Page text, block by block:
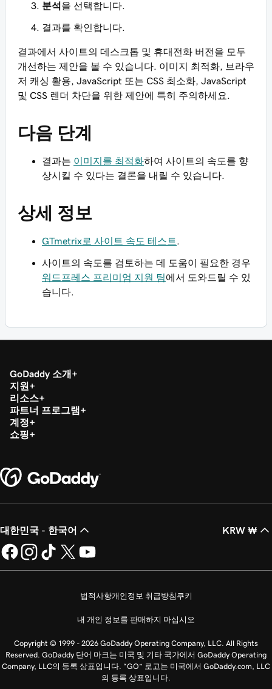
분석 을 선택합니다.
결과를 확인합니다.
결과에서 사이트의 데스크톱 및 휴대전화 버전을 모두
개선하는 제안을 볼 수 있습니다. 이미지 최적화, 브라우
저 캐싱 활용, JavaScript 또는 CSS 최소화, JavaScript
및 CSS 렌더 차단을 위한 제안에 특히 주의하세요.
다음 단계
결과는 이미지를 최적화하여 사이트의 속도를 향
상시킬 수 있다는 결론을 내릴 수 있습니다.
상세 정보
GTmetrix로 사이트 속도 테스트
사이트의 속도를 검토하는 데 도움이 필요한 경우
워드프레스 프리미엄 지원 팀에서 도와드릴 수 있
습니다.
GoDaddy 소개
지원
리소스
파트너 프로그램
계정
쇼핑
대한민국 - 한국어 KRW ₩
법적사항개인정보 취급방침 쿠키
내 개인 정보를 판매하지 마십시오
Copyright © 1999 - 2026 GoDaddy Operating Company, LLC. All Rights
Reserved. GoDaddy 단어 마크는 미국 및 기타 국가에서 GoDaddy Operating
Company, LLC의 등록 상표입니다. “GO” 로고는 미국에서 GoDaddy.com, LLC
의 등록 상표입니다.